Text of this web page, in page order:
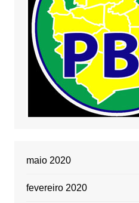
maio 2020
fevereiro 2020